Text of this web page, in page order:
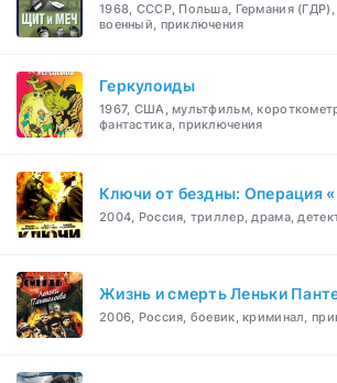
1968, СССР, Польша, Германия (ГДР),
военный, приключения
Геркулоиды
1967, США, мультфильм,
фантастика, приключения
Ключи от бездны: Операция
2004, Россия, триллер, драма,
Жизнь и смерть Леньки
2006, Россия, боевик, криминал,